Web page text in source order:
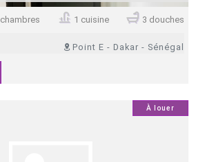
1 cuisine 3 douches
Point E - Dakar - Sénégal
À louer0